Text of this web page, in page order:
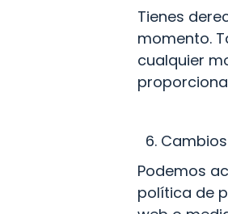
Tienes
momento.
cualquier
Podemos
política de